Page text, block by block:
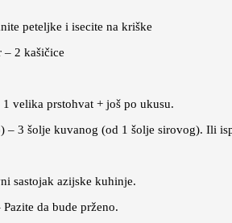
peteljke i isecite na kriške
– 2 kašičice
velika prstohvat + još po ukusu.
3 šolje kuvanog (od 1 šolje sirovog). Ili
sastojak azijske kuhinje.
da bude prženo.